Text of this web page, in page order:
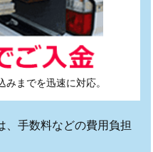
までを迅速に対応。
、手数料などの費用負担